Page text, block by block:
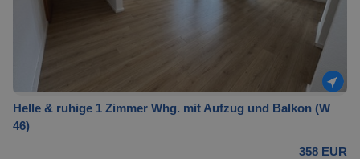
Helle & ruhige 1 Zimmer Whg. mit Aufzug und Balkon (W
46)
358 EUR